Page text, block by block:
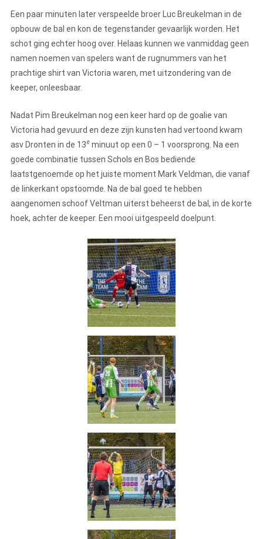
Een paar minuten later verspeelde broer Luc Breukelman in de
opbouw de bal en kon de tegenstander gevaarlijk worden. Het
schot ging echter hoog over. Helaas kunnen we vanmiddag geen
namen noemen van spelers want de rugnummers van het
prachtige shirt van Victoria waren, met uitzondering van de
keeper, onleesbaar.
Nadat Pim Breukelman nog een keer hard op de goalie van
Victoria had gevuurd en deze zijn kunsten had vertoond kwam
asv Dronten in de 13e minuut op een 0 – 1 voorsprong. Na een
goede combinatie tussen Schols en Bos bediende
laatstgenoemde op het juiste moment Mark Veldman, die vanaf
de linkerkant opstoomde. Na de bal goed te hebben
aangenomen schoof Veltman uiterst beheerst de bal, in de korte
hoek, achter de keeper. Een mooi uitgespeeld doelpunt.